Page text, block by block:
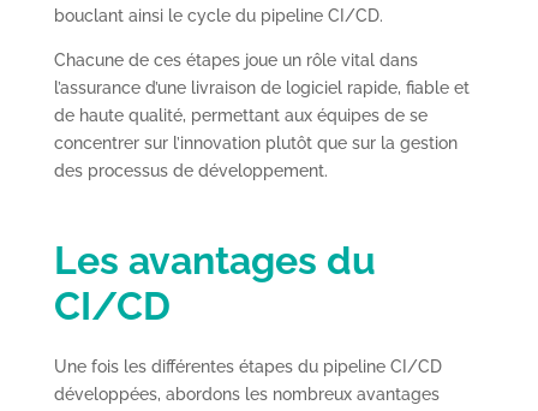
bouclant ainsi le cycle du pipeline CI/CD.
Chacune de ces étapes joue un rôle vital dans
l’assurance d’une livraison de logiciel rapide, fiable et
de haute qualité, permettant aux équipes de se
concentrer sur l’innovation plutôt que sur la gestion
des processus de développement.
Les avantages du
CI/CD
Une fois les différentes étapes du pipeline CI/CD
développées, abordons les nombreux avantages